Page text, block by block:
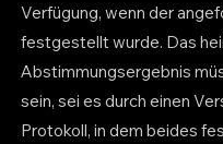
Verfügung, wenn der
festgestellt wurde. Das
Abstimmungsergebnis
sein, sei es durch einen
Protokoll, in dem beides